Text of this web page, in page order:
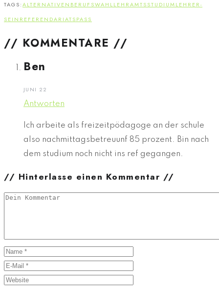
TAGS:ALTERNATIVEN BERUFSWAHLLEHRAMTSSTUDIUMLEHRER-
SEIN REFERENDARIATSPASS
// KOMMENTARE //
Ben
JUNI 22
Antworten
Ich arbeite als freizeitpödagoge an der schule
also nachmittagsbetreuunf 85 prozent. Bin nach
dem studium noch nicht ins ref gegangen.
// Hinterlasse einen Kommentar //